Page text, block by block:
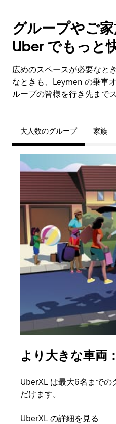
グループやご家
Uber でもっと
広めのスペースが必要なと
なときも、Leymen の乗車
ループの皆様を行き先まで
大人数のグループ 家族
より大きな車両
UberXL は最大6名までの
だけます。
UberXL の詳細を見る